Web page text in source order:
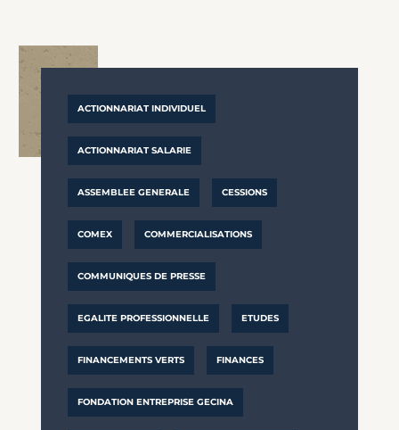
ACTIONNARIAT INDIVIDUEL
ACTIONNARIAT SALARIE
ASSEMBLEE GENERALE CESSIONS
COMEX COMMERCIALISATIONS
COMMUNIQUES DE PRESSE
EGALITE PROFESSIONNELLE ETUDES
FINANCEMENTS VERTS FINANCES
FONDATION ENTREPRISE GECINA